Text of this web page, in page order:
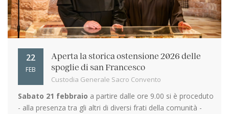
22
FEB
Aperta la storica ostensione 2026 delle
spoglie di san Francesco
Custodia Generale Sacro Convento
Sabato 21 febbraio a partire dalle ore 9.00 si è proceduto
- alla presenza tra gli altri di diversi frati della comunità -